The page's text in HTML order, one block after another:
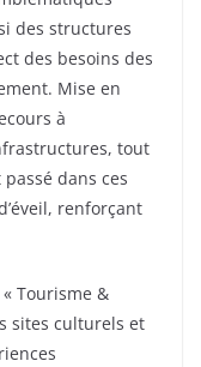
des structures
des besoins des
Mise en
à
tout
dans ces
renforçant
Tourisme &
sites culturels et